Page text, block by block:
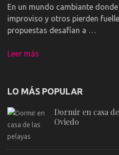
En un mundo cambiante
improviso y otros pierden
propuestas desafían a …
Leer más
LO MÁS POPULAR
Dormir en casa
Oviedo